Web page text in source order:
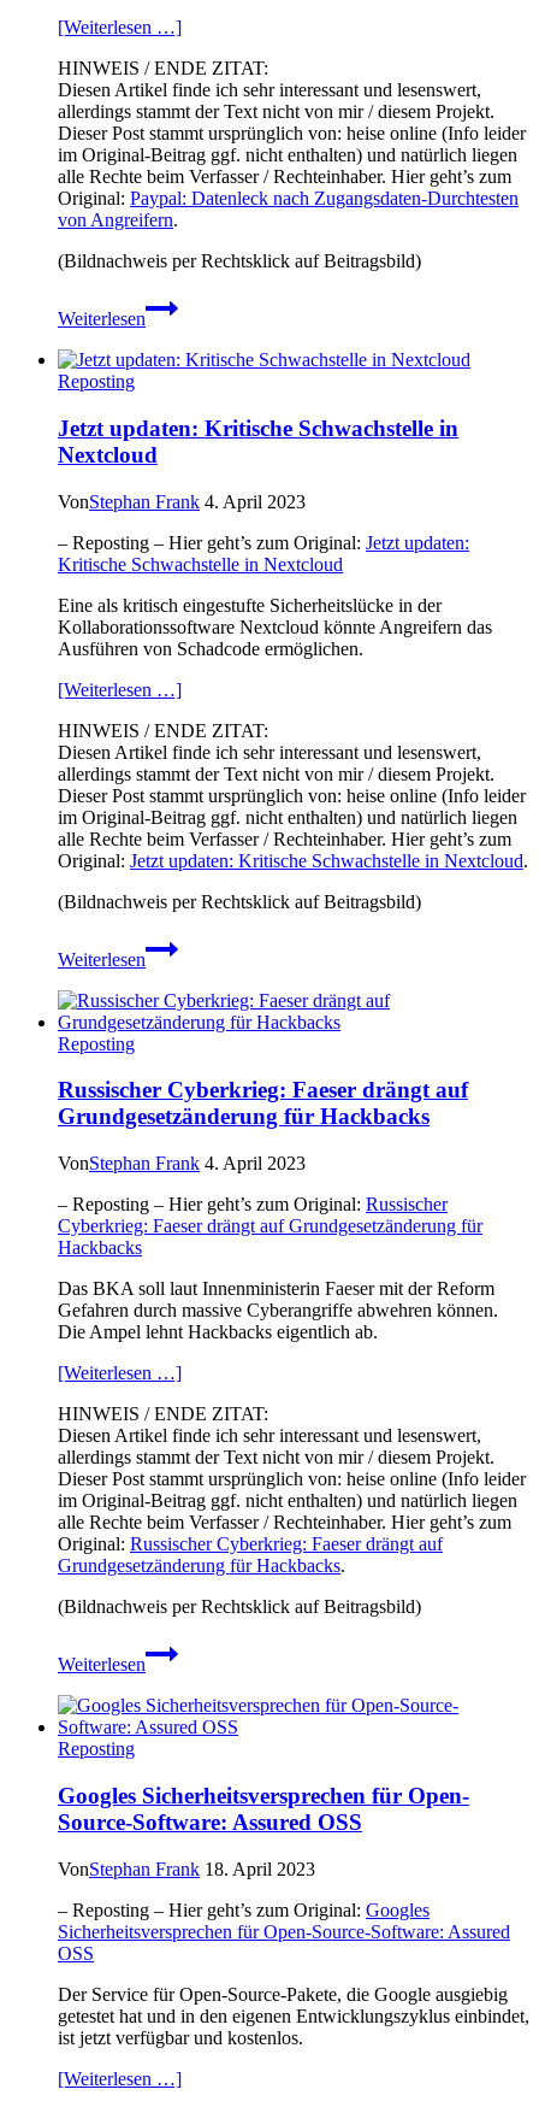
[Weiterlesen …]
HINWEIS / ENDE ZITAT:
Diesen Artikel finde ich sehr interessant und lesenswert,
allerdings stammt der Text nicht von mir / diesem Projekt.
Dieser Post stammt ursprünglich von: heise online (Info leider
im Original-Beitrag ggf. nicht enthalten) und natürlich liegen
alle Rechte beim Verfasser / Rechteinhaber. Hier geht’s zum
Original: Paypal: Datenleck nach Zugangsdaten-Durchtesten
von Angreifern.
(Bildnachweis per Rechtsklick auf Beitragsbild)
Weiterlesen
Paypal:
Datenleck
Zugangsdaten-
Angreifern
Reposting
Jetzt updaten: Kritische Schwachstelle in
Nextcloud
VonStephan Frank 4. April 2023
– Reposting – Hier geht’s zum Original: Jetzt updaten:
Kritische Schwachstelle in Nextcloud
Eine als kritisch eingestufte Sicherheitslücke in der
Kollaborationssoftware Nextcloud könnte Angreifern das
Ausführen von Schadcode ermöglichen.
[Weiterlesen …]
HINWEIS / ENDE ZITAT:
Diesen Artikel finde ich sehr interessant und lesenswert,
allerdings stammt der Text nicht von mir / diesem Projekt.
Dieser Post stammt ursprünglich von: heise online (Info leider
im Original-Beitrag ggf. nicht enthalten) und natürlich liegen
alle Rechte beim Verfasser / Rechteinhaber. Hier geht’s zum
Original: Jetzt updaten: Kritische Schwachstelle in Nextcloud.
(Bildnachweis per Rechtsklick auf Beitragsbild)
Weiterlesen
Jetzt
updaten:
Schwachstelle
in
Reposting
Russischer Cyberkrieg: Faeser drängt auf
Grundgesetzänderung für Hackbacks
VonStephan Frank 4. April 2023
– Reposting – Hier geht’s zum Original: Russischer
Cyberkrieg: Faeser drängt auf Grundgesetzänderung für
Hackbacks
Das BKA soll laut Innenministerin Faeser mit der Reform
Gefahren durch massive Cyberangriffe abwehren können.
Die Ampel lehnt Hackbacks eigentlich ab.
[Weiterlesen …]
HINWEIS / ENDE ZITAT:
Diesen Artikel finde ich sehr interessant und lesenswert,
allerdings stammt der Text nicht von mir / diesem Projekt.
Dieser Post stammt ursprünglich von: heise online (Info leider
im Original-Beitrag ggf. nicht enthalten) und natürlich liegen
alle Rechte beim Verfasser / Rechteinhaber. Hier geht’s zum
Original: Russischer Cyberkrieg: Faeser drängt auf
Grundgesetzänderung für Hackbacks.
(Bildnachweis per Rechtsklick auf Beitragsbild)
Weiterlesen
Russischer
Cyberkrieg:
drängt
auf
Hackbacks
Reposting
Googles Sicherheitsversprechen für Open-
Source-Software: Assured OSS
VonStephan Frank 18. April 2023
– Reposting – Hier geht’s zum Original: Googles
Sicherheitsversprechen für Open-Source-Software: Assured
OSS
Der Service für Open-Source-Pakete, die Google ausgiebig
getestet hat und in den eigenen Entwicklungszyklus einbindet,
ist jetzt verfügbar und kostenlos.
[Weiterlesen …]